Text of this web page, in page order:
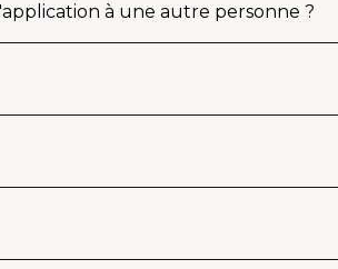
à une autre personne ?